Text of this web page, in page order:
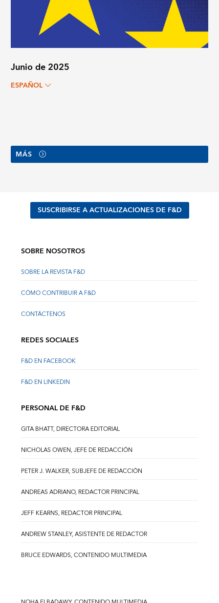
Junio de 2025
ESPAÑOL
MÁS
SUSCRIBIRSE A ACTUALIZACIONES DE F&D
SOBRE NOSOTROS
SOBRE LA REVISTA F&D
CÓMO CONTRIBUIR A F&D
CONTÁCTENOS
REDES SOCIALES
F&D EN FACEBOOK
F&D EN LINKEDIN
PERSONAL DE F&D
GITA BHATT, DIRECTORA EDITORIAL
NICHOLAS OWEN, JEFE DE REDACCIÓN
PETER J. WALKER, SUBJEFE DE REDACCIÓN
ANDREAS ADRIANO, REDACTOR PRINCIPAL
JEFF KEARNS, REDACTOR PRINCIPAL
ANDREW STANLEY, ASISTENTE DE REDACTOR
BRUCE EDWARDS, CONTENIDO MULTIMEDIA